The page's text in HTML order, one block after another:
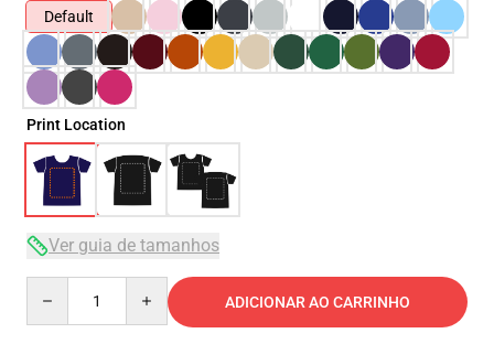
Default
Print Location
Ver guia de tamanhos
ADICIONAR AO CARRINHO